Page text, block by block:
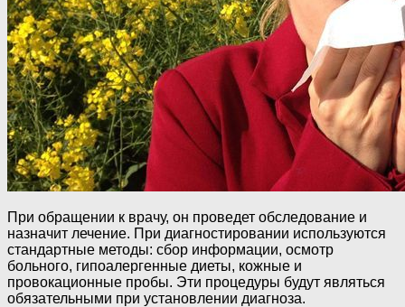
При обращении к врачу, он проведет обследование и
назначит лечение. При диагностировании используются
стандартные методы: сбор информации, осмотр
больного, гипоалергенные диеты, кожные и
провокационные пробы. Эти процедуры будут являться
обязательными при установлении диагноза.